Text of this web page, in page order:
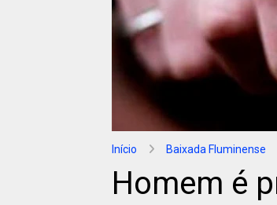
Início Baixada Fluminense
Homem é